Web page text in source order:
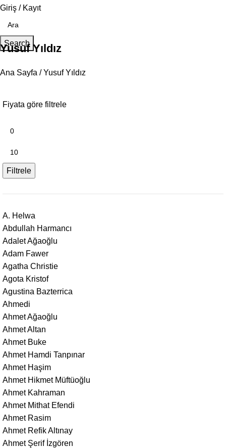
Giriş / Kayıt
Search
Yusuf Yıldız
Ana Sayfa Yusuf Yıldız
Fiyata göre filtrele
Filtrele
A. Helwa
Abdullah Harmancı
Adalet Ağaoğlu
Adam Fawer
Agatha Christie
Agota Kristof
Agustina Bazterrica
Ahmedi
Ahmet Ağaoğlu
Ahmet Altan
Ahmet Buke
Ahmet Hamdi Tanpınar
Ahmet Haşim
Ahmet Hikmet Müftüoğlu
Ahmet Kahraman
Ahmet Mithat Efendi
Ahmet Rasim
Ahmet Refik Altınay
Ahmet Şerif İzgören